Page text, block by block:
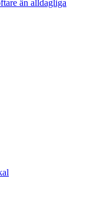
än alldagliga